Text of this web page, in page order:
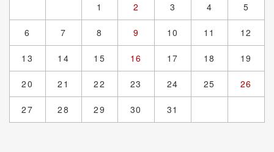
1
2 3 4 5
6 7 8 9 10 11 12
13 14 15 16 17 18 19
20 21 22 23 24 25 26
27 28 29 30 31